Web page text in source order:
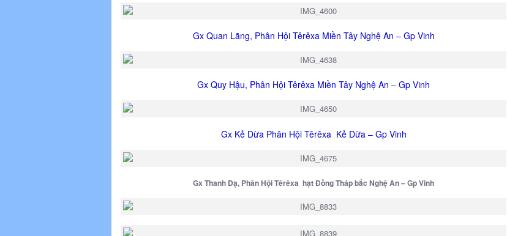
Gx Quan Lãng, Phân Hội Têrêxa Miền Tây Nghệ An – Gp Vinh
Gx Quy Hậu, Phân Hội Têrêxa Miền Tây Nghệ An – Gp Vinh
Gx Kẻ Dừa Phân Hội Têrêxa Kẻ Dừa – Gp Vinh
Gx Thanh Dạ, Phân Hội Têrêxa hạt Đồng Tháp bắc Nghệ An – Gp Vinh